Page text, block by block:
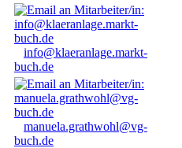
info@klaeranlage.markt-
buch.de
manuela.grathwohl@vg-
buch.de